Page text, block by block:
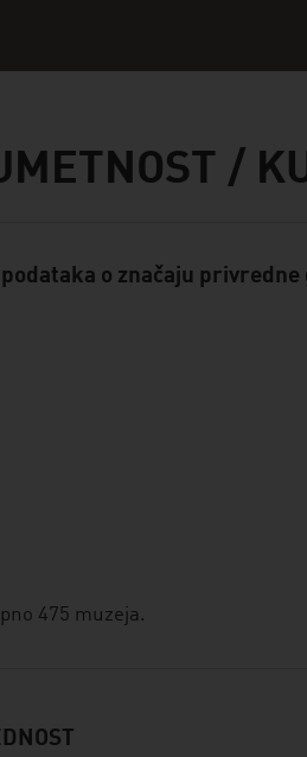
/
o značaju
475 muzeja.